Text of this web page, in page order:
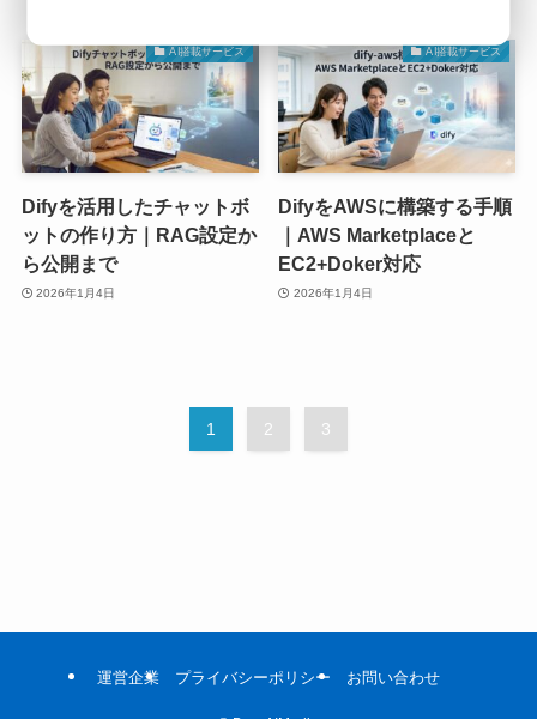
AI搭載サービス
Difyを活用したチャットボ
ットの作り方｜RAG設定か
ら公開まで
2026年1月4日
AI搭載サービス
DifyをAWSに構築する手順
｜AWS Marketplaceと
EC2+Doker対応
2026年1月4日
1 2 3
運営企業 プライバシーポリシー お問い合わせ